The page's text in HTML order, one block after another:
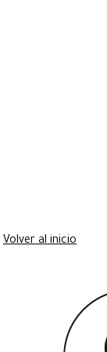
Volver al inicio